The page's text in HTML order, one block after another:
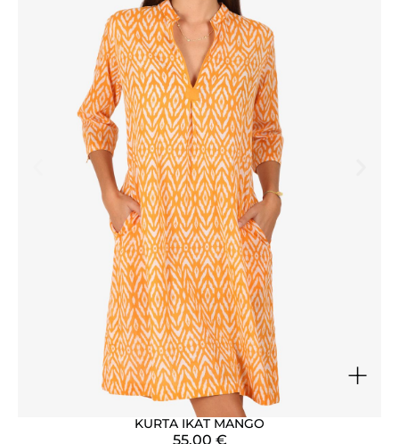
+
KURTA IKAT MANGO
55.00 €